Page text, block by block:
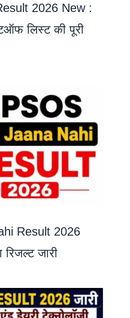
2026 New :
लिस्ट की पूरी
Result 2026
जारी